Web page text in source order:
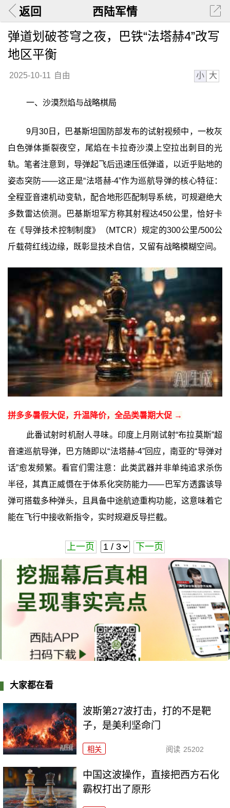
返回 西陆军情
弹道划破苍穹之夜，巴铁“法塔赫4”改写
地区平衡
2025-10-11 自由 小 大
一、沙漠烈焰与战略棋局
9月30日，巴基斯坦国防部发布的试射视频中，一枚灰
白色弹体撕裂夜空，尾焰在卡拉奇沙漠上空拉出刺目的光
轨。笔者注意到，导弹起飞后迅速压低弹道，以近乎贴地的
姿态突防——这正是“法塔赫-4”作为巡航导弹的核心特征：
全程亚音速机动变轨，配合地形匹配制导系统，可规避绝大
多数雷达侦测。巴基斯坦军方称其射程达450公里，恰好卡
在《导弹技术控制制度》（MTCR）规定的300公里/500公
斤载荷红线边缘，既彰显技术自信，又留有战略模糊空间。
拼多多暑假大促，升温降价，全品类暑期大促 →
此番试射时机耐人寻味。印度上月刚试射“布拉莫斯”超
音速巡航导弹，巴方随即以“法塔赫-4”回应，南亚的“导弹对
话”愈发频繁。看官们需注意：此类武器并非单纯追求杀伤
半径，其真正威慑在于体系化突防能力——巴军方透露该导
弹可搭载多种弹头，且具备中途航迹重构功能，这意味着它
能在飞行中接收新指令，实时规避反导拦截。
上一页 下一页
大家都在看
波斯第27波打击，打的不是靶
子，是美利坚命门
相关 阅读 25202
中国这波操作，直接把西方石化
霸权打出了原形